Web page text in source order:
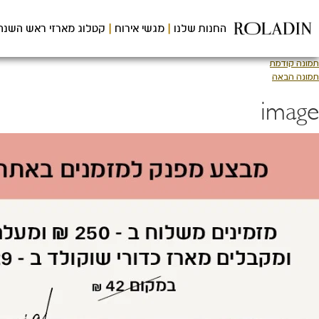
לתוכן
המרכזי
החנות שלנו מגשי אירוח קטלוג מארזי ראש
תמונה קודמת
תמונה הבאה
image